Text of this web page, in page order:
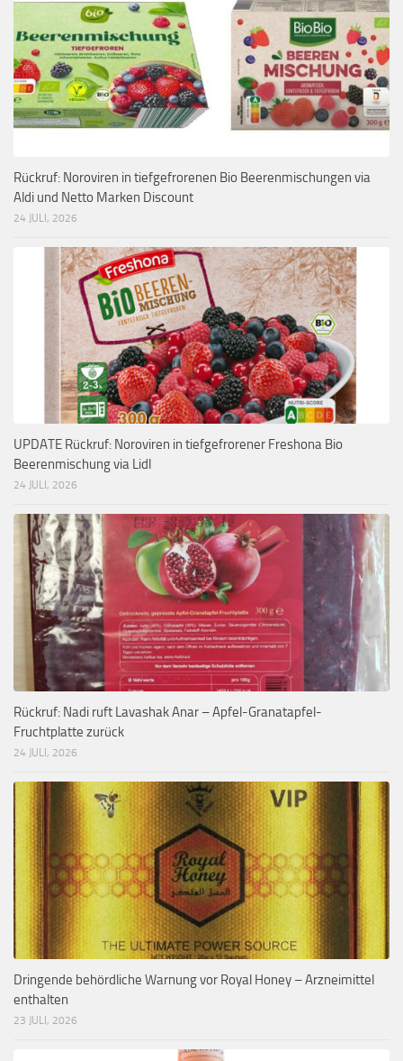
Rückruf: Noroviren in tiefgefrorenen Bio Beerenmischungen via
Aldi und Netto Marken Discount
24 JULI, 2026
UPDATE Rückruf: Noroviren in tiefgefrorener Freshona Bio
Beerenmischung via Lidl
24 JULI, 2026
Rückruf: Nadi ruft Lavashak Anar – Apfel-Granatapfel-
Fruchtplatte zurück
24 JULI, 2026
Dringende behördliche Warnung vor Royal Honey – Arzneimittel
enthalten
23 JULI, 2026